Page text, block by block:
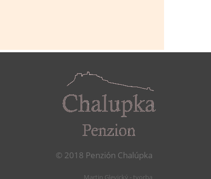
© 2018 Penzión Chalúpka
Martin Glevický - tvorba